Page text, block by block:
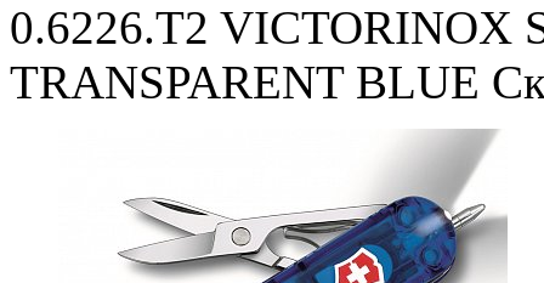
0.6226.T2 VICTORINOX
TRANSPARENT BLUE